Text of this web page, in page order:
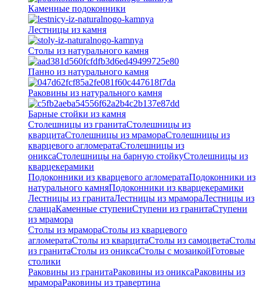
Каменные подоконники
Лестницы из камня
Столы из натурального камня
Панно из натурального камня
Раковины из натурального камня
Барные стойки из камня
Столешницы из гранитаСтолешницы из
кварцитаСтолешницы из мрамораСтолешницы из
кварцевого агломератаCтолешницы из
ониксаСтолешницы на барную стойкуСтолешницы из
кварцекерамики
Подоконники из кварцевого агломератаПодоконники из
натурального камняПодоконники из кварцекерамики
Лестницы из гранитаЛестницы из мрамораЛестницы из
сланцаКаменные ступениСтупени из гранитаСтупени
из мрамора
Столы из мрамораСтолы из кварцевого
агломератаСтолы из кварцитаСтолы из самоцветаСтолы
из гранитаСтолы из ониксаСтолы с мозаикойГотовые
столики
Раковины из гранитаРаковины из ониксаРаковины из
мрамораРаковины из травертина